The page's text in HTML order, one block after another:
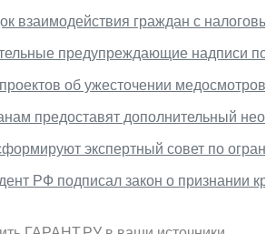
взаимодействия граждан с
предупреждающие надписи
об ужесточении
предоставят дополнительный
экспертный совет по
РФ подписал закон о признании